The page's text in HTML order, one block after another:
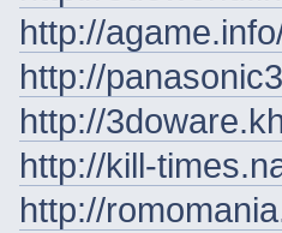
http://
http://
http://
http://kill-
http://